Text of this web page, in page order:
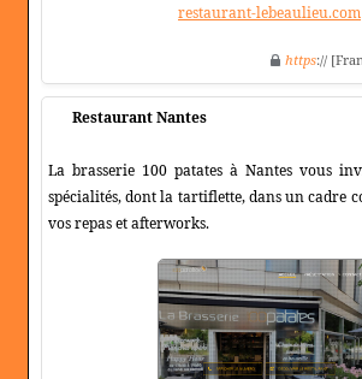
restaurant-lebeaulieu.com
https://
Restaurant Nantes
La brasserie 100 patates à Nantes vous
spécialités, dont la tartiflette, dans un cadre
vos repas et afterworks.